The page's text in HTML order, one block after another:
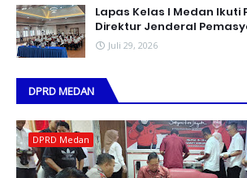
Lapas Kelas I Medan Ikuti
Direktur Jenderal
Juli 29, 2026
DPRD MEDAN
DPRD Medan